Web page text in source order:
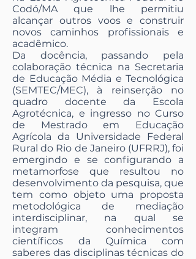
Codó/MA que lhe permitiu
alcançar outros voos e construir
novos caminhos profissionais e
acadêmico.
Da docência, passando pela
colaboração técnica na Secretaria
de Educação Média e Tecnológica
(SEMTEC/MEC), à reinserção no
quadro docente da Escola
Agrotécnica, e ingresso no Curso
de Mestrado em Educação
Agrícola da Universidade Federal
Rural do Rio de Janeiro (UFRRJ), foi
emergindo e se configurando a
metamorfose que resultou no
desenvolvimento da pesquisa, que
tem como objeto uma proposta
metodológica de mediação
interdisciplinar, na qual se
integram conhecimentos
científicos da Química com
saberes das disciplinas técnicas do